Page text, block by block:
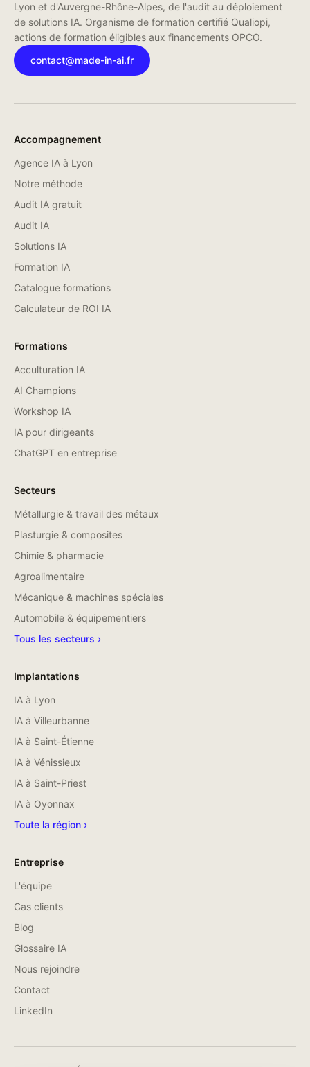
Lyon et d'Auvergne-Rhône-Alpes, de l'audit au déploiement
de solutions IA. Organisme de formation certifié Qualiopi,
actions de formation éligibles aux financements OPCO.
contact@made-in-ai.fr
Accompagnement
Agence IA à Lyon
Notre méthode
Audit IA gratuit
Audit IA
Solutions IA
Formation IA
Catalogue formations
Calculateur de ROI IA
Formations
Acculturation IA
AI Champions
Workshop IA
IA pour dirigeants
ChatGPT en entreprise
Secteurs
Métallurgie & travail des métaux
Plasturgie & composites
Chimie & pharmacie
Agroalimentaire
Mécanique & machines spéciales
Automobile & équipementiers
Tous les secteurs ›
Implantations
IA à Lyon
IA à Villeurbanne
IA à Saint-Étienne
IA à Vénissieux
IA à Saint-Priest
IA à Oyonnax
Toute la région ›
Entreprise
L'équipe
Cas clients
Blog
Glossaire IA
Nous rejoindre
Contact
LinkedIn